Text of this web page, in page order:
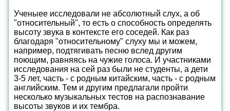
Ученыее исследовали не абсолютный слух, а об
"относительный", то есть о способность определять
высоту звука в контексте его соседей. Как раз
благодаря "относительному" слуху мы и можем,
например, подтягивать песню вслед другим
поющим, равняясь на чужие голоса. И участниками
исследования на сей раз были не студенты, а дети
3-5 лет, часть - с родным китайским, часть - с родным
английским. Тем и другим предлагали пройти
несколько музыкальных тестов на распознавание
высоты звуков и их тембра.